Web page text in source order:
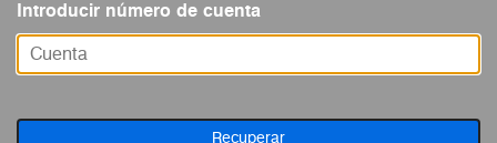
Introducir número de cuenta
Recuperar